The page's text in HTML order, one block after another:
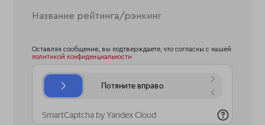
Оставляя сообщение, вы подтверждаете, что согласны с нашей
политикой конфиденциальности